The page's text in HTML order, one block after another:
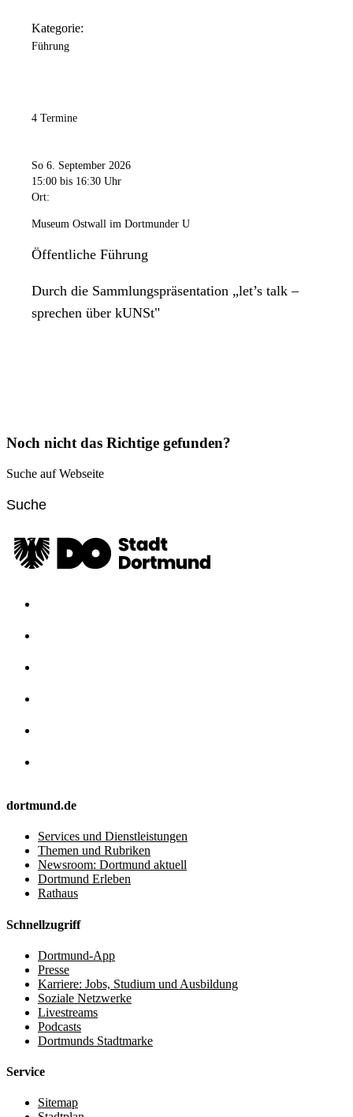
Kategorie:
Führung
4 Termine
So 6. September 2026
15:00 bis 16:30 Uhr
Ort:
Museum Ostwall im Dortmunder U
Öffentliche Führung
Durch die Sammlungspräsentation „let’s talk –
sprechen über kUNSt"
Noch nicht das Richtige gefunden?
Suche auf Webseite
dortmund.de
Services und Dienstleistungen
Themen und Rubriken
Newsroom: Dortmund aktuell
Dortmund Erleben
Rathaus
Schnellzugriff
Dortmund-App
Presse
Karriere: Jobs, Studium und Ausbildung
Soziale Netzwerke
Livestreams
Podcasts
Dortmunds Stadtmarke
Service
Sitemap